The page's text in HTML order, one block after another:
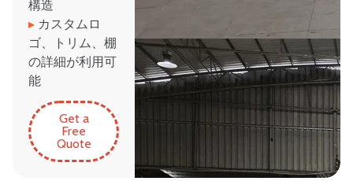
構造
▸ カスタムロ
ゴ、トリム、棚
の詳細が利用可
能
Get a
Free
Quote